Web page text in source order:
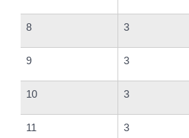
8 3
9 3
10 3
11 3